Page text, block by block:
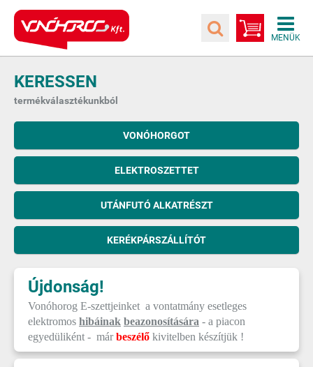
KERESSEN
termékválasztékunkból
VONÓHORGOT
ELEKTROSZETTET
UTÁNFUTÓ ALKATRÉSZT
KERÉKPÁRSZÁLLÍTÓT
Újdonság!
Vonóhorog E-szettjeinket a vontatmány esetleges
elektromos hibáinak beazonosítására - a piacon
egyedüliként - márbeszélő kivitelben készítjük !